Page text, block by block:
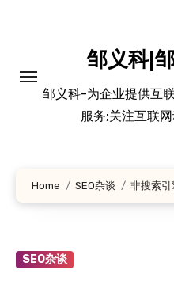
邹义科|
邹义科-为企业提供互
服务;关注互联
Home SEO杂谈 非搜索
SEO杂谈